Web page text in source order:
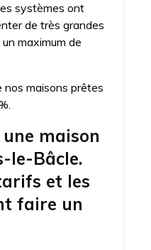
systèmes ont
de très grandes
maximum de
nos maisons prêtes
maison
le-Bâcle.
et les
faire un